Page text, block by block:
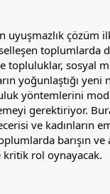
uyuşmazlık çözüm
toplumlarda
topluluklar, sosyal
yoğunlaştığı
yöntemlerini
gerektiriyor.
ve kadınların
barışın ve
rol oynayacak.